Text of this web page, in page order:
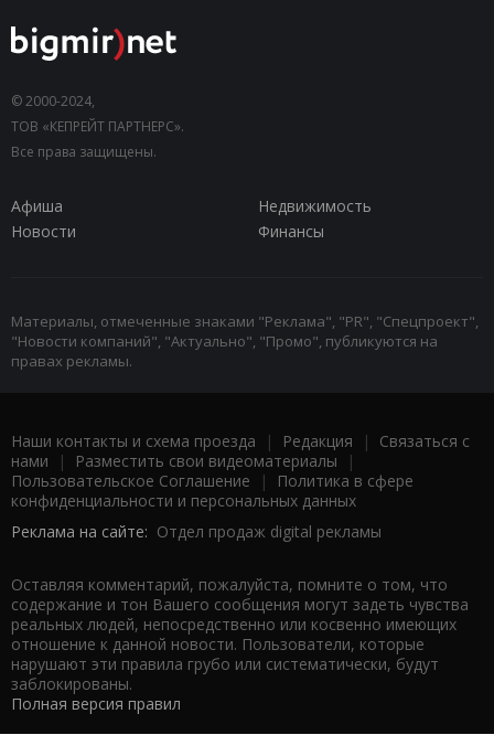
© 2000-2024,
ТОВ «КЕПРЕЙТ ПАРТНЕРС».
Все права защищены.
Афиша
Недвижимость
Новости
Финансы
Материалы, отмеченные знаками "Реклама", "PR", "Спецпроект",
"Новости компаний", "Актуально", "Промо", публикуются на
правах рекламы.
Наши контакты и схема проезда | Редакция | Связаться с
нами | Разместить свои видеоматериалы |
Пользовательское Соглашение |
Политика в сфере
конфиденциальности и персональных данных
Реклама на сайте: Отдел продаж digital рекламы
Оставляя комментарий, пожалуйста, помните о том, что
содержание и тон Вашего сообщения могут задеть чувства
реальных людей, непосредственно или косвенно имеющих
отношение к данной новости. Пользователи, которые
нарушают эти правила грубо или систематически, будут
заблокированы.
Полная версия правил